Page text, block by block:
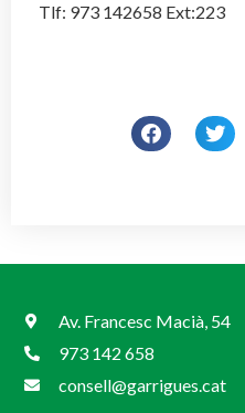
Tlf: 973 142658 Ext:223
Av. Francesc Macià, 54
973 142 658
consell@garrigues.cat